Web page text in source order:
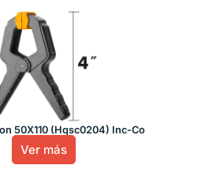
50X110 (Hqsc0204) Inc-Co
Ver más